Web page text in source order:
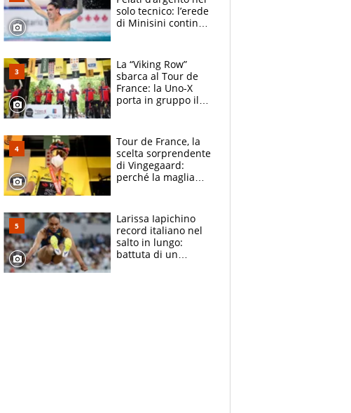
solo tecnico: l’erede
di Minisini continua
mirino
La “Viking Row”
sbarca al Tour de
France: la Uno-X
porta in gruppo il
compagni
Tour de France, la
scelta sorprendente
di Vingegaard:
perché la maglia
rischio da evitare
Larissa Iapichino
record italiano nel
salto in lungo:
battuta di un